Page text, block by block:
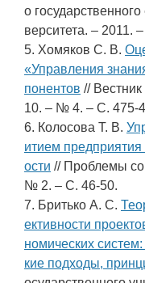
о
верситета. – 2011.
5. Хомяков С. В.
«Управления
понентов //
10. – № 4. – С. 475-
6. Колосова Т. В.
итием
ости // Проблемы
№ 2. – С. 46-50.
7. Бритько А. С.
ективности
номических
кие подходы,